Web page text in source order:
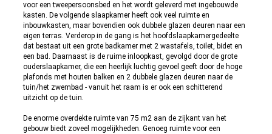
voor een tweepersoonsbed en het wordt geleverd met ingebouwde
kasten. De volgende slaapkamer heeft ook veel ruimte en
inbouwkasten, maar bovendien ook dubbele glazen deuren naar een
eigen terras. Verderop in de gang is het hoofdslaapkamergedeelte
dat bestaat uit een grote badkamer met 2 wastafels, toilet, bidet en
een bad. Daarnaast is de ruime inloopkast, gevolgd door de grote
ouderslaapkamer, die een heerlijk luchtig gevoel geeft door de hoge
plafonds met houten balken en 2 dubbele glazen deuren naar de
tuin/het zwembad - vanuit het raam is er ook een schitterend
uitzicht op de tuin.
De enorme overdekte ruimte van 75 m2 aan de zijkant van het
gebouw biedt zoveel mogelijkheden. Genoeg ruimte voor een